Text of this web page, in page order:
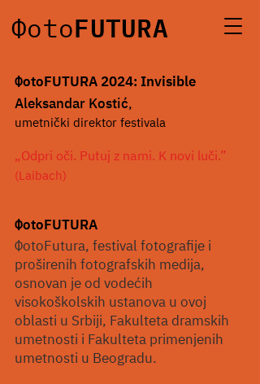
ФotoFUTURA
ФotoFUTURA 2024: Invisible
Aleksandar Kostić,
umetnički direktor festivala
„Odpri oči. Putuj z nami. K novi luči.”
(Laibach)
ФotoFUTURA
ФotoFutura, festival fotografije i
proširenih fotografskih medija,
osnovan je od vodećih
visokoškolskih ustanova u ovoj
oblasti u Srbiji, Fakulteta dramskih
umetnosti i Fakulteta primenjenih
umetnosti u Beogradu.